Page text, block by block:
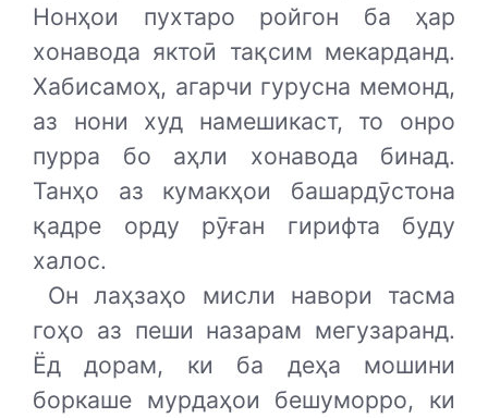
Нонҳои пухтаро ройгон ба ҳар
хонавода яктоӣ тақсим мекарданд.
Хабисамоҳ, агарчи гурусна мемонд,
аз нони худ намешикаст, то онро
пурра бо аҳли хонавода бинад.
Танҳо аз кумакҳои башардӯстона
қадре орду рӯған гирифта буду
халос.
Он лаҳзаҳо мисли навори тасма
гоҳо аз пеши назарам мегузаранд.
Ёд дорам, ки ба деҳа мошини
боркаше мурдаҳои бешуморро, ки